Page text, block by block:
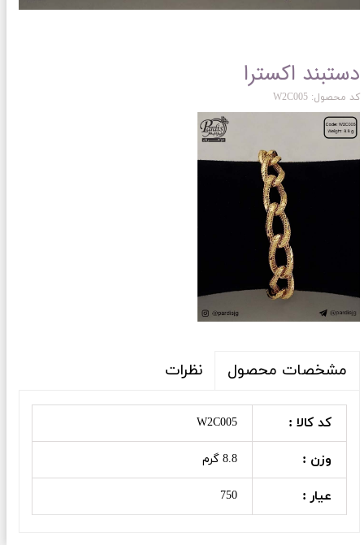
دستبند اکسترا
کد محصول: W2C005
مشخصات محصول نظرات
کد کالا : W2C005
وزن : 8.8 گرم
عیار : 750